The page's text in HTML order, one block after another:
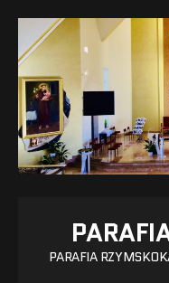
PARAFIA